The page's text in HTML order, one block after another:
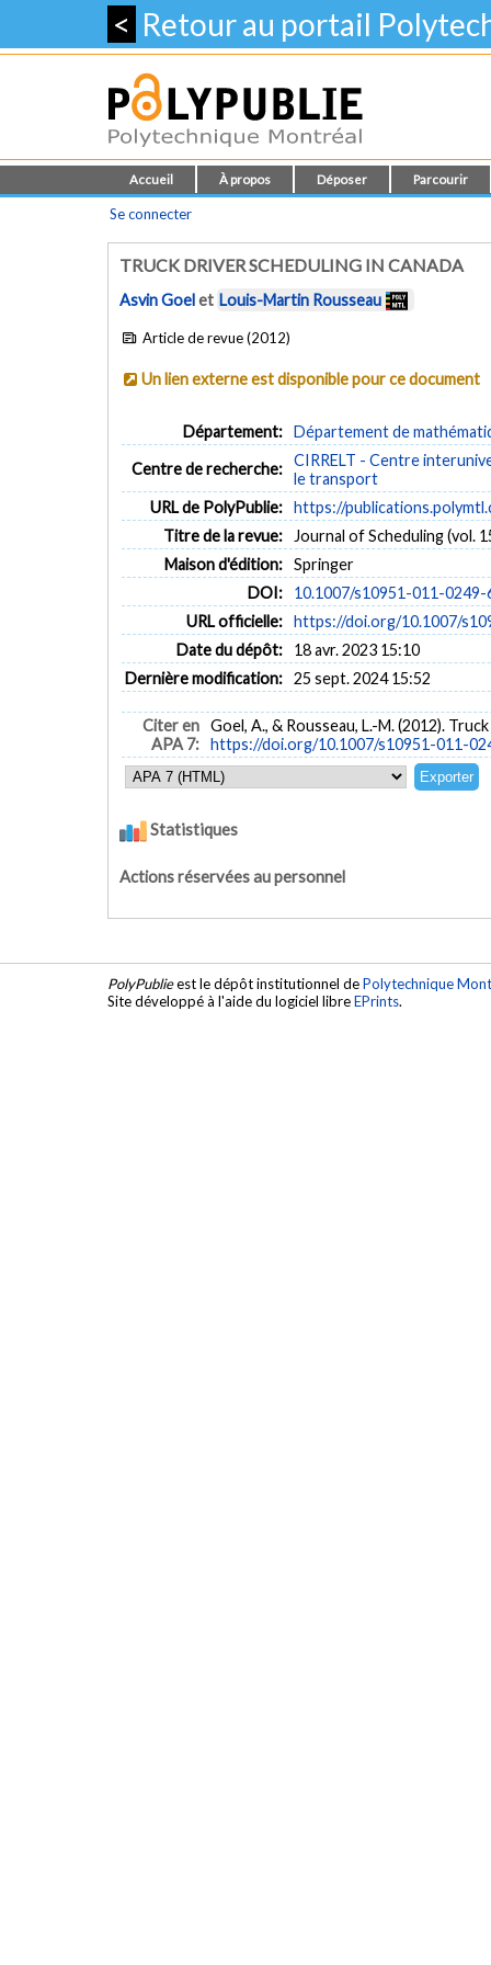
< Retour au portail
Accueil À propos Déposer Parcourir
Se connecter
TRUCK DRIVER SCHEDULING IN CANADA
Asvin Goelet Louis-Martin Rousseau
Article de revue (2012)
Un lien externe est disponible pour ce document
Département: Département de
Centre de recherche: CIRRELT - Centre
le transport
URL de PolyPublie: https://
Titre de la revue:
Journal of Scheduling (vol.
Maison d'édition: Springer
DOI:
10.1007/s10951-011-0249-
URL officielle: https://doi.org/10.1007/
Date du dépôt:
18 avr. 2023 15:10
Dernière modification: 25 sept. 2024 15:52
Citer en
APA 7:
Goel, A., & Rousseau, L.-M. (2012).
https://doi.org/10.1007/s10951-011-
Statistiques
Actions réservées au personnel
PolyPublieest le dépôt institutionnel dePolytechnique
Site développé à l'aide du logiciel libreEPrints.